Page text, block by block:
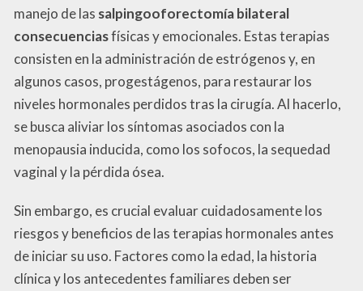
manejo de las salpingooforectomía bilateral
consecuenciasfísicas y emocionales. Estas terapias
consisten en la administración de estrógenos y, en
algunos casos, progestágenos, para restaurar los
niveles hormonales perdidos tras la cirugía. Al hacerlo,
se busca aliviar los síntomas asociados con la
menopausia inducida, como los sofocos, la sequedad
vaginal y la pérdida ósea.
Sin embargo, es crucial evaluar cuidadosamente los
riesgos y beneficios de las terapias hormonales antes
de iniciar su uso. Factores como la edad, la historia
clínica y los antecedentes familiares deben ser